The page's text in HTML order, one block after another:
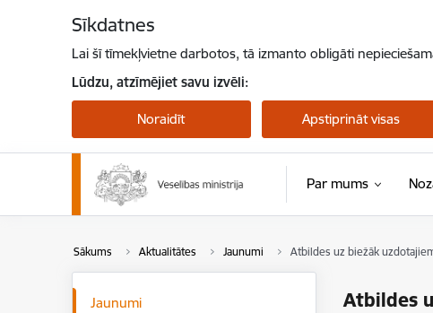
Sīkdatnes
Lai šī tīmekļvietne darbotos, tā izmanto obligāti
Lūdzu, atzīmējiet savu izvēli:
Noraidīt Apstiprināt visas
Par mums
Sākums Aktualitātes Jaunumi Atbildes uz biežāk
Atbildes
Jaunumi